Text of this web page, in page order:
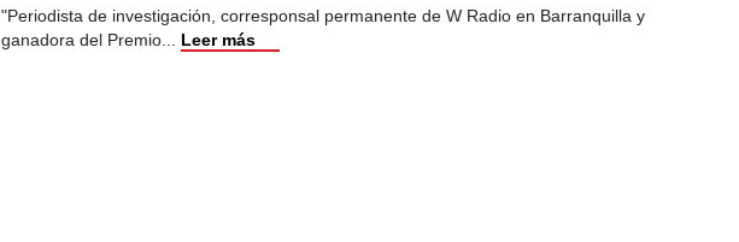
"Periodista de investigación, corresponsal permanente de W Radio en Barranquilla y
ganadora del Premio... Leer más